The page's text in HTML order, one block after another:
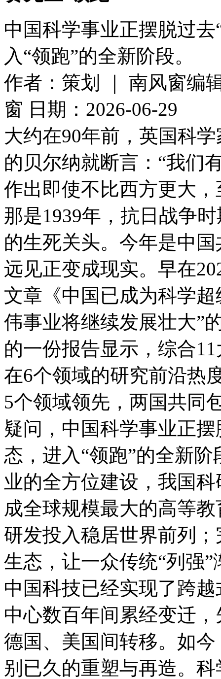
中国科学事业正摆脱过去
入“领跑”的全新阶段。
作者：策划 ｜ 南风窗编
窗 日期：2026-06-29
大约在90年前，英国科
的贝尔纳就断言：“我们
作出即使不比西方更大
那是1939年，抗日战争
的生死关头。今年是中
远见正变成现实。早在
文章《中国已成为科学
伟事业将继续发展壮大”
的一份报告显示，综合
在6个领域的研究前沿热
5个领域领先，两国共同
疑问，中国科学事业正摆
态，进入“领跑”的全新
业的全方位建设，我国
成全球规模最大的高等
研发投入稳居世界前列
生态，让一众传统“列
中国科技已经实现了跨
中心数百年间累经变迁
德国、美国间转移。如
别已久的重塑与再造。